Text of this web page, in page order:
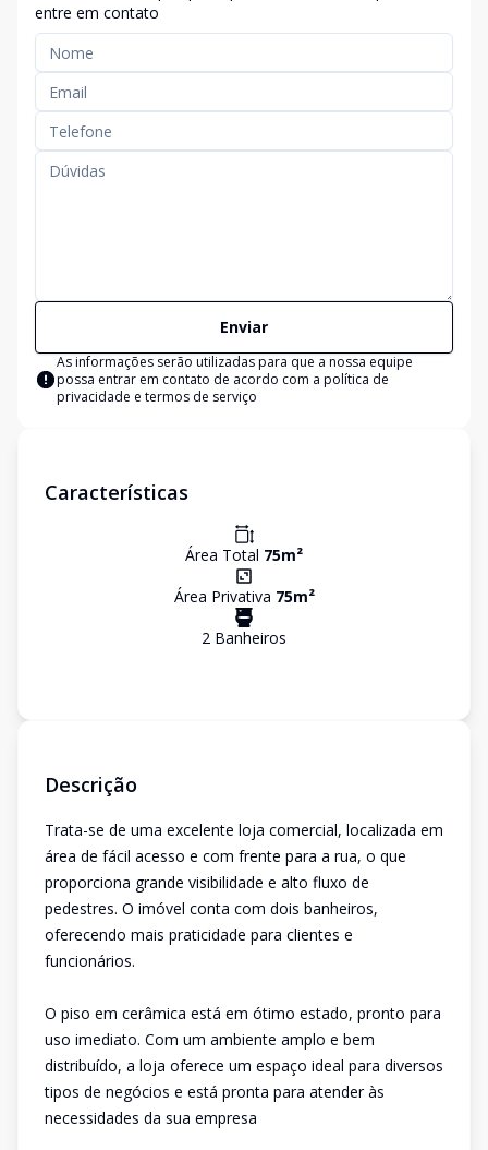
entre em contato
Enviar
As informações serão utilizadas para que a nossa equipe
possa entrar em contato de acordo com a política de
privacidade e termos de serviço
Características
Área Total 75m²
Área Privativa 75m²
2 Banheiros
Descrição
Trata-se de uma excelente loja comercial, localizada em
área de fácil acesso e com frente para a rua, o que
proporciona grande visibilidade e alto fluxo de
pedestres. O imóvel conta com dois banheiros,
oferecendo mais praticidade para clientes e
funcionários.
O piso em cerâmica está em ótimo estado, pronto para
uso imediato. Com um ambiente amplo e bem
distribuído, a loja oferece um espaço ideal para diversos
tipos de negócios e está pronta para atender às
necessidades da sua empresa